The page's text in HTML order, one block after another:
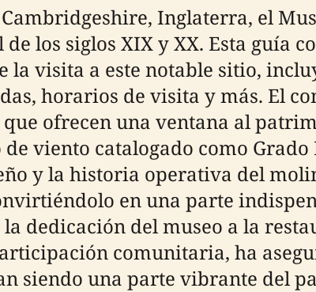
Inglaterra, el
los siglos XIX y XX. Esta guía
la visita a este notable sitio,
horarios de visita y más. El
ofrecen una ventana al
viento catalogado como Grado
y la historia operativa del
en una parte
la dedicación del museo a la
comunitaria, ha
siendo una parte vibrante del